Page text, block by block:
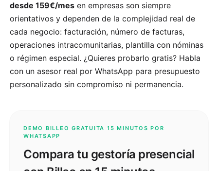
desde 159€/mes en empresas son siempre
orientativos y dependen de la complejidad real de
cada negocio: facturación, número de facturas,
operaciones intracomunitarias, plantilla con nóminas
o régimen especial. ¿Quieres probarlo gratis? Habla
con un asesor real por WhatsApp para presupuesto
personalizado sin compromiso ni permanencia.
DEMO BILLEO GRATUITA 15 MINUTOS POR
WHATSAPP
Compara tu gestoría presencial